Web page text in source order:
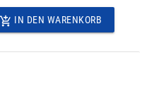
add_shopping_cart IN DEN WARENKORB